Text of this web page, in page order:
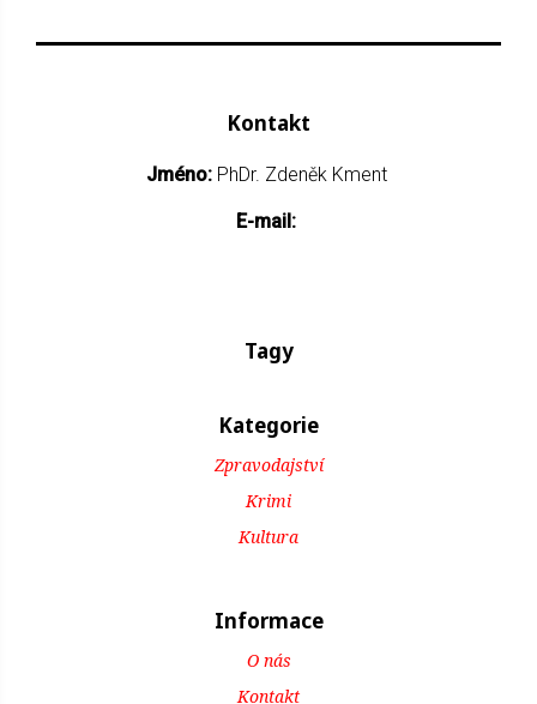
Kontakt
Jméno: PhDr. Zdeněk Kment
E-mail:
Tagy
Kategorie
Zpravodajství
Krimi
Kultura
Informace
O nás
Kontakt